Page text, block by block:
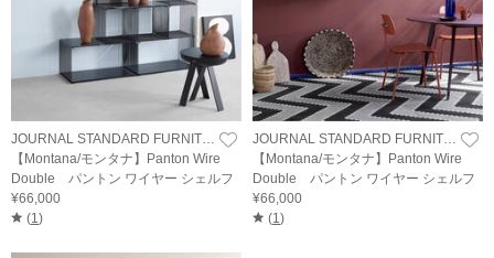
JOURNAL STANDARD FURNITURE
【Montana/モンタナ】Panton Wire
Double パントン ワイヤー シェルフ
¥66,000
(1)
JOURNAL STANDARD FURNITURE
【Montana/モンタナ】Panton Wire
Double パントン ワイヤー シェルフ
¥66,000
(1)